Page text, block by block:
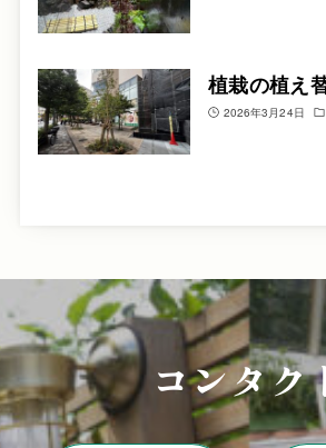
植栽の植え
2026年3月24日
コンタク